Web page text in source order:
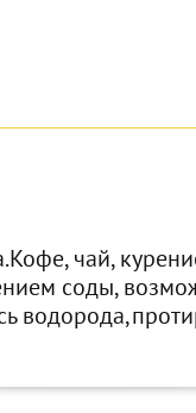
чай,
соды,